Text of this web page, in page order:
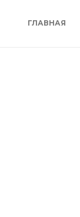
ГЛАВНАЯ